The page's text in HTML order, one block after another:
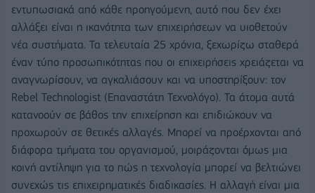
εντυπωσιακά από κάθε προηγούμενη, αυτό που δεν έχει
αλλάξει είναι η ικανότητα των επιχειρήσεων να υιοθετούν
νέα συστήματα. Τα τελευταία 25 χρόνια, ξεχωρίζω σταθερά
έναν τύπο προσωπικότητας που οι επιχειρήσεις χρειάζεται να
αναγνωρίσουν, να αγκαλιάσουν και να υποστηρίξουν: τον
Rebel Technologist (Επαναστάτη Τεχνολόγο). Τα άτομα αυτά
κατανοούν σε βάθος την επιχείρηση και επιδιώκουν να
προχωρούν σε θετικές αλλαγές. Μπορεί να προέρχονται από
διάφορα τμήματα του οργανισμού, μοιράζονται όμως μια
κοινή αντίληψη για το πώς η τεχνολογία μπορεί να βελτιώνει
συνεχώς τις επιχειρηματικές διαδικασίες. Η αλλαγή είναι μια